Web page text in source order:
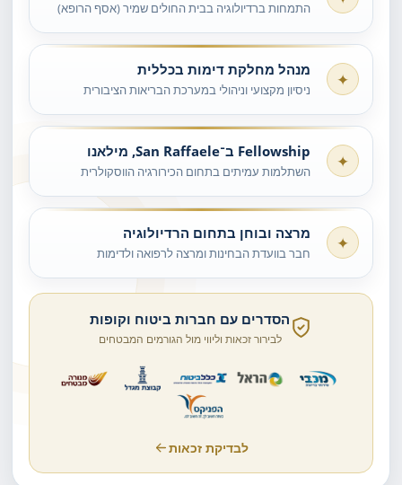
התמחות ברדיולוגיה בבית החולים שמיר (אסף הרופא)
✦ מנהל מחלקת דימות בכללית
ניסיון מקצועי וניהולי במערכת הבריאות הציבורית
✦ Fellowship ב־San Raffaele, מילאנו
השתלמות עמיתים בתחום הכירורגיה הווסקולרית
✦ מרצה ובוחן בתחום הרדיולוגיה
חבר בוועדת הבחינות ומרצה לרפואה ולדימות
הסדרים עם חברות ביטוח וקופות
לבירור זכאות וליווי מול הגורמים המבטחים
לבדיקת זכאות